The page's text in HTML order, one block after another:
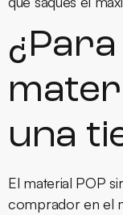
una
El material POP
comprador en el